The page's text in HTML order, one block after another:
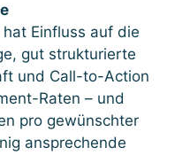
Einfluss auf die
gut strukturierte
und Call-to-Action
Raten – und
pro gewünschter
ansprechende